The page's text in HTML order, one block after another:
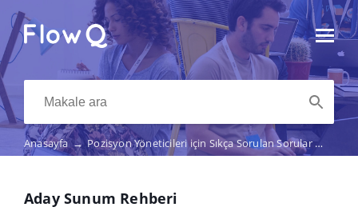
Anasayfa → Pozisyon Yöneticileri için Sıkça Sorulan Sorular→
Aday Sunum Rehberi